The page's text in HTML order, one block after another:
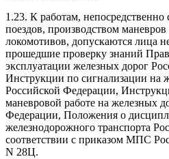
1.23. К работам,
поездов, производством
локомотивов, допускаются лица
прошедшие проверку знаний
эксплуатации железных дорог
Инструкции по сигнализации на
Российской Федерации,
маневровой работе на железных
Федерации, Положения о
железнодорожного транспорта
соответствии с приказом МПС
N 28Ц.